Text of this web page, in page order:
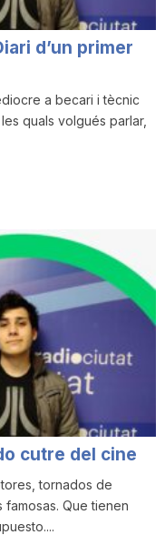
d’un primer
a becari i tècnic
quals volgués parlar,
cutre del cine
tornados de
Que tienen